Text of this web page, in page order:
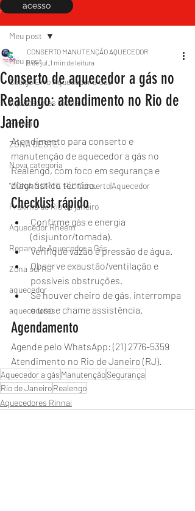
Post
Meu post
Código Erro Aquecedor a Gás
Aquecedores Rinnai
Rinnai
ZONA OESTE
Nova categoria
"ZONA NORTE RJ" Conserto|Aquecedor
Próximo de Rio de janeiro
Aquecedor Rheem
Reparo de Aquecedor a Gás
Zona sul RJ
aquecedor
aquecedores
Meu post
Conserto de aquecedor a gás no
Realengo: atendimento no Rio de
Janeiro
CONSERTO MANUTENÇÃO AQUECEDOR
5 de jul. 1 min de leitura
Atendimento para conserto e
manutenção de aquecedor a gás no
Realengo, com foco em segurança e
diagnóstico técnico.
Checklist rápido
Confirme gás e energia
(disjuntor/tomada).
Verifique vazão e pressão de água.
Observe exaustão/ventilação e
possíveis obstruções.
Se houver cheiro de gás, interrompa
o uso e chame assistência.
Agendamento
Agende pelo WhatsApp: (21) 2776-5359
Atendimento no Rio de Janeiro (RJ).
Aquecedor a gás ManutençãoSegurança
Rio de JaneiroRealengo
Aquecedores Rinnai
acesso